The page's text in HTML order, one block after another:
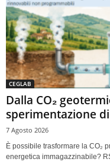
CEGLAB
Dalla CO₂
sperimentazione di
7 Agosto 2026
È possibile trasformare la CO₂
energetica immagazzinabile?